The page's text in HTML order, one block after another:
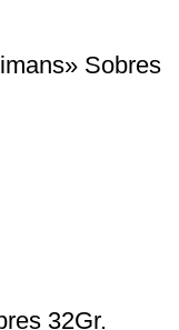
Sobres
32Gr.